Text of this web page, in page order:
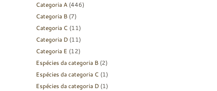
Categoria A (446)
Categoria B (7)
Categoria C (11)
Categoria D (11)
Categoria E (12)
Espécies da categoria B (2)
Espécies da categoria C (1)
Espécies da categoria D (1)